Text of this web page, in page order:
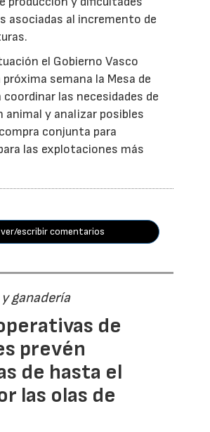
asociadas al incremento de
el Gobierno Vasco
semana la Mesa de
coordinar las necesidades de
animal y analizar posibles
conjunta para
las explotaciones más
ver/escribir comentarios
ganadería
de
prevén
de hasta el
las olas de